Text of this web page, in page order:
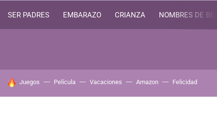
SER PADRES EMBARAZO CRIANZA NOMBRES DE
HOY SE HABLA DE
Juegos Película Vacaciones Amazon Felicidad